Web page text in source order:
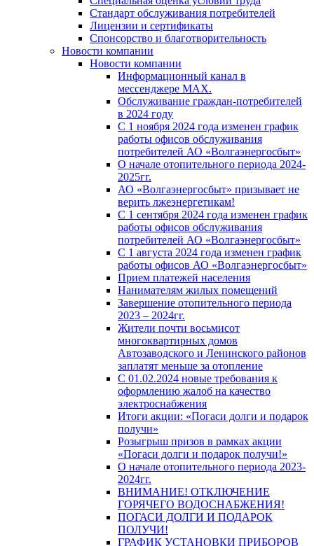
Стандарт обслуживания потребителей
Лицензии и сертификаты
Спонсорство и благотворительность
Новости компании
Новости компании
Информационный канал в
мессенджере MAX.
Обслуживание граждан-потребителей
в 2024 году
С 1 ноября 2024 года изменен график
работы офисов обслуживания
потребителей АО «Волгаэнергосбыт»
О начале отопительного периода 2024-
2025гг.
АО «Волгаэнергосбыт» призывает не
верить лжеэнергетикам!
С 1 сентября 2024 года изменен график
работы офисов обслуживания
потребителей АО «Волгаэнергосбыт»
С 1 августа 2024 года изменен график
работы офисов АО «Волгаэнергосбыт»
Прием платежей населения
Нанимателям жилых помещений
Завершение отопительного периода
2023 – 2024гг.
Жители почти восьмисот
многоквартирных домов
Автозаводского и Ленинского районов
заплатят меньше за отопление
С 01.02.2024 новые требования к
оформлению жалоб на качество
электроснабжения
Итоги акции: «Погаси долги и подарок
получи»
Розыгрыш призов в рамках акции
«Погаси долги и подарок получи!»
О начале отопительного периода 2023-
2024гг.
ВНИМАНИЕ! ОТКЛЮЧЕНИЕ
ГОРЯЧЕГО ВОДОСНАБЖЕНИЯ!
ПОГАСИ ДОЛГИ И ПОДАРОК
ПОЛУЧИ!
ГРАФИК УСТАНОВКИ ПРИБОРОВ